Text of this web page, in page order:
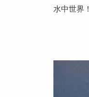
水中世界！